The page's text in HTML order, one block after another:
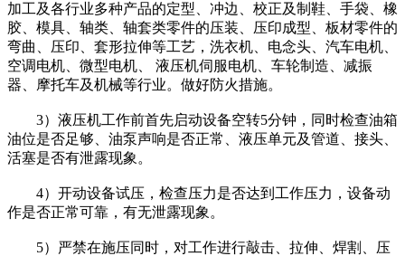
加工及各行业多种产品的定型、冲边、校正及制鞋、手袋、橡
胶、模具、轴类、轴套类零件的压装、压印成型、板材零件的
弯曲、压印、套形拉伸等工艺，洗衣机、电念头、汽车电机、
空调电机、微型电机、 液压机伺服电机、车轮制造、减振
器、摩托车及机械等行业。做好防火措施。
3）液压机工作前首先启动设备空转5分钟，同时检查油箱
油位是否足够、油泵声响是否正常、液压单元及管道、接头、
活塞是否有泄露现象。
4）开动设备试压，检查压力是否达到工作压力，设备动
作是否正常可靠，有无泄露现象。
5）严禁在施压同时，对工作进行敲击、拉伸、焊割、压